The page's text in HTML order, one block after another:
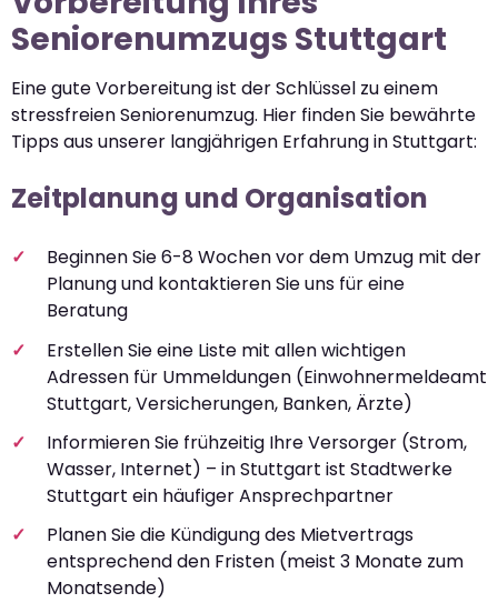
Seniorenumzugs Stuttgart
Eine gute Vorbereitung ist der Schlüssel zu einem
stressfreien Seniorenumzug. Hier finden Sie bewährte
Tipps aus unserer langjährigen Erfahrung in Stuttgart:
Zeitplanung und Organisation
Beginnen Sie 6-8 Wochen vor dem Umzug mit der
Planung und kontaktieren Sie uns für eine
Beratung
Erstellen Sie eine Liste mit allen wichtigen
Adressen für Ummeldungen (Einwohnermeldeamt
Stuttgart, Versicherungen, Banken, Ärzte)
Informieren Sie frühzeitig Ihre Versorger (Strom,
Wasser, Internet) – in Stuttgart ist Stadtwerke
Stuttgart ein häufiger Ansprechpartner
Planen Sie die Kündigung des Mietvertrags
entsprechend den Fristen (meist 3 Monate zum
Monatsende)